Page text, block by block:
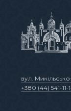
вул.
+380 (44) 541-11-